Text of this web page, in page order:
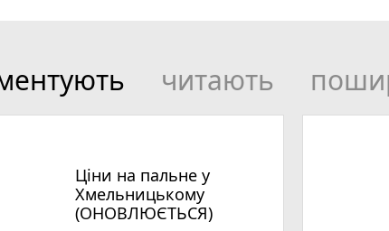
читають
Ціни на пальне у
Хмельницькому
(ОНОВЛЮЄТЬСЯ)